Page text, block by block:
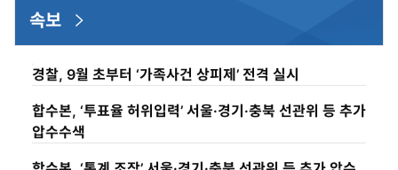
속보
경찰, 9월 초부터 ‘가족사건 상피제’ 전격 실시
합수본, ‘투표율 허위입력’ 서울·경기·충북 선관위 등 추가
압수수색